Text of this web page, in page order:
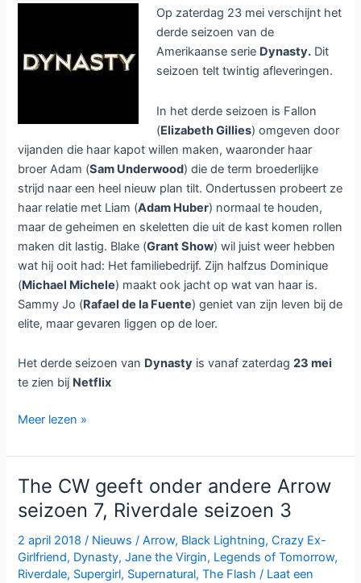
Op zaterdag 23 mei verschijnt het
derde seizoen van de
Amerikaanse serie Dynasty. Dit
seizoen telt twintig afleveringen.
In het derde seizoen is Fallon
(Elizabeth Gillies) omgeven door
vijanden die haar kapot willen maken, waaronder haar
broer Adam (Sam Underwood) die de term broederlijke
strijd naar een heel nieuw plan tilt. Ondertussen probeert ze
haar relatie met Liam (Adam Huber) normaal te houden,
maar de geheimen en skeletten die uit de kast komen rollen
maken dit lastig. Blake (Grant Show) wil juist weer hebben
wat hij ooit had: Het familiebedrijf. Zijn halfzus Dominique
(Michael Michele) maakt ook jacht op wat van haar is.
Sammy Jo (Rafael de la Fuente) geniet van zijn leven bij de
elite, maar gevaren liggen op de loer.
Het derde seizoen van Dynasty is vanaf zaterdag23 mei
te zien bij Netflix
Dynasty
3
bij
Netflix
Meer lezen »
The CW geeft onder andere Arrow
seizoen 7, Riverdale seizoen 3
2 april 2018/ Nieuws /Arrow, Black Lightning,Crazy Ex-
Girlfriend, Dynasty,Jane the Virgin, Legends of Tomorrow,
Riverdale, Supergirl, Supernatural,The Flash / Laat een